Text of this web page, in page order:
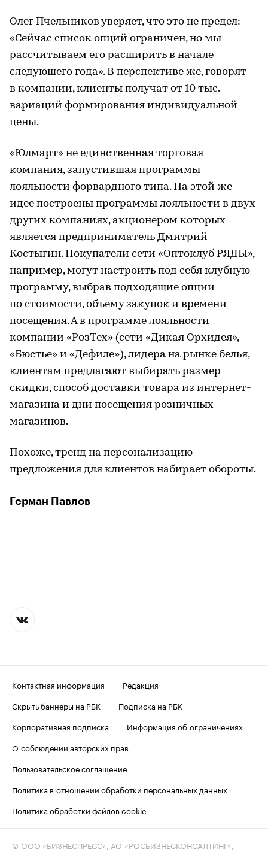
Олег Пчельников уверяет, что это не предел:
«Сейчас список опций ограничен, но мы
рассчитываем его расширить в начале
следующего года». В перспективе же, говорят
в компании, клиенты получат от 10 тыс.
вариаций формирования индивидуальной
цены.
«Юлмарт» не единственная торговая
компания, запустившая программы
лояльности форвардного типа. На этой же
идее построены программы лояльности в двух
других компаниях, акционером которых
является предприниматель Дмитрий
Костыгин. Покупатели сети «Оптоклуб РЯДЫ»,
например, могут настроить под себя клубную
программу, выбрав подходящие опции
по стоимости, объему закупок и времени
посещения. А в программе лояльности
компании «РозТех» (сети «Дикая Орхидея»,
«Бюстье» и «Дефиле»), лидера на рынке белья,
клиентам предлагают выбирать размер
скидки, способ доставки товара из интернет-
магазина и дни посещения розничных
магазинов.
Похоже, тренд на персонализацию
предложения для клиентов набирает обороты.
Герман Павлов
Контактная информация
Редакция
Скрыть баннеры на РБК
Подписка на РБК
Корпоративная подписка
Информация об ограничениях
О соблюдении авторских прав
Пользовательское соглашение
Политика в отношении обработки персональных данных
Политика обработки файлов cookie
© ООО «БИЗНЕСПРЕСС», АО «РОСБИЗНЕСКОНСАЛТИНГ»,